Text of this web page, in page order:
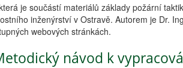
je součástí materiálů základy požární
inženýrství v Ostravě. Autorem je Dr.
webových stránkách.
návod k